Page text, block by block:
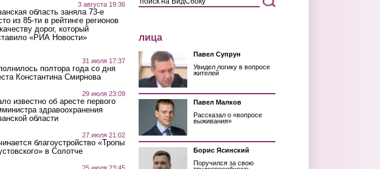
3 августа 19:36
область заняла 73-е
из 85-ти в рейтинге регионов
дорог, который
«РИА Новости»
31 июля 17:37
полтора года со дня
Константина Смирнова
29 июля 23:09
известно об аресте первого
здравоохранения
области
27 июля 21:02
благоустройство «Тропы
в Солотче
лица
Павел Супрун
Увидел логику в вопросе
жителей
Павел Малков
Рассказал о «вопросе
выживания»
Борис Ясинский
Поручился за свою